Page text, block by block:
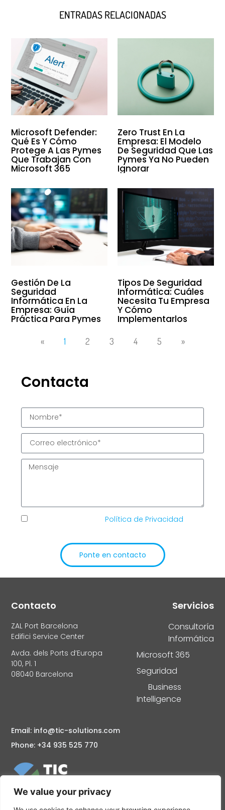
We value your privacy
ENTRADAS RELACIONADAS
Microsoft Defender:
Qué Es Y Cómo
Protege A Las Pymes
Que Trabajan Con
Microsoft 365
Zero Trust En La
Empresa: El Modelo
De Seguridad Que Las
Pymes Ya No Pueden
Ignorar
Gestión De La
Seguridad
Informática En La
Empresa: Guía
Práctica Para Pymes
Tipos De Seguridad
Informática: Cuáles
Necesita Tu Empresa
Y Cómo
Implementarlos
« 1 2 3 4 5 »
Contacta
Política de Privacidad
Ponte en contacto
Email: info@tic-solutions.com
Phone: +34 935 525 770
Consultoría informática en Barcelona Mantenimiento y
Servicios
Consultoría
Informática
Microsoft 365
Seguridad
Business
Intelligence
Contacto
ZAL Port Barcelona
Edifici Service Center
Avda. dels Ports d’Europa
100, Pl. 1
08040 Barcelona